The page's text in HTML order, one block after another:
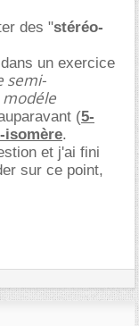
des "stéréo-
un exercice
semi-
modéle
(5-
isomère.
et j'ai fini
sur ce point,